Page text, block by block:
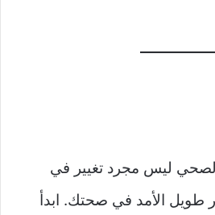
ليس مجرد تغيير في
طويل الأمد في صحتك. ابدأ